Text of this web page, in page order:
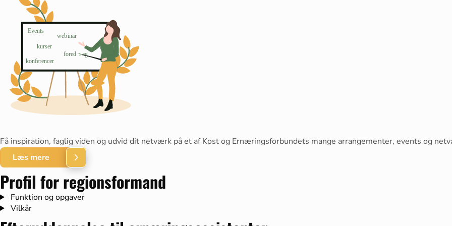
Få inspiration, faglig viden og udvid dit netværk på et af Kost og Ernæringsforbundets mange arrangementer, events og
Læs mere
Profil for regionsformand
Funktion og opgaver
Vilkår